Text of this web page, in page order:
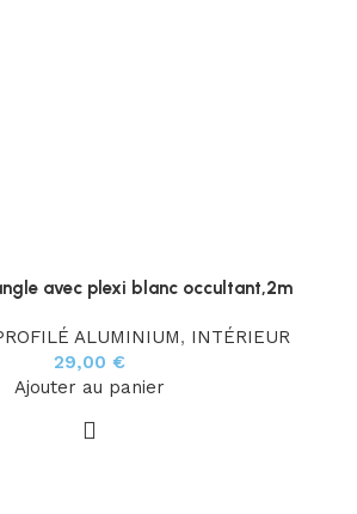
avec plexi blanc occultant,2m
ALUMINIUM, INTÉRIEUR
29,00 €
Ajouter au panier